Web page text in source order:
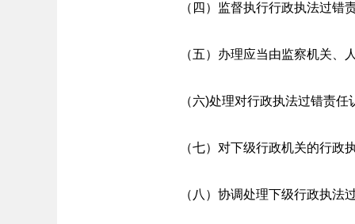
（四）监督执行行政执法过错
（五）办理应当由监察机关、
（六)处理对行政执法过错责
（七）对下级行政机关的行政
（八）协调处理下级行政执